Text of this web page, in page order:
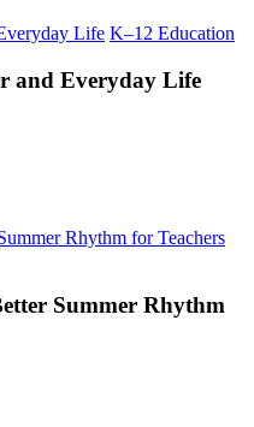
K–12 Education
and Everyday Life
Summer Rhythm